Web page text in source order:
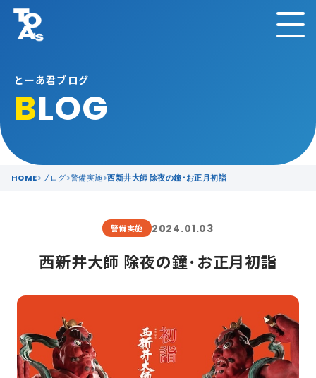
とーあ君ブログ
BLOG
HOME ブログ 警備実施 西新井大師 除夜の鐘･お正月初詣
警備実施 2024.01.03
西新井大師 除夜の鐘･お正月初詣